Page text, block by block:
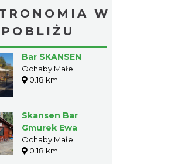
W
POBLIŻU
Bar SKANSEN
Ochaby Małe
0.18 km
Skansen Bar
Gmurek Ewa
Ochaby Małe
0.18 km